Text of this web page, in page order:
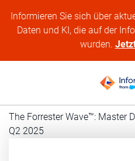
Informieren Sie sich über
Daten und KI, die auf der
wurden.
The Forrester Wave™: Master
Q2 2025